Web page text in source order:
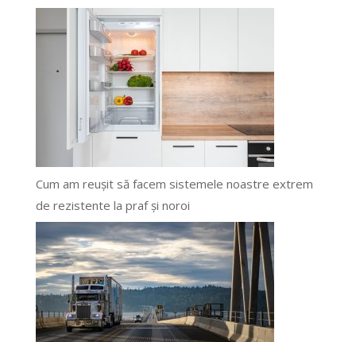
Cum am reușit să facem sistemele noastre extrem
de rezistente la praf și noroi